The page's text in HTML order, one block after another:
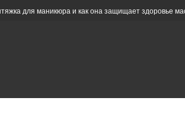
маникюра и как она защищает здоровье мастера